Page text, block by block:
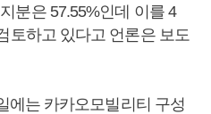
분은 57.55%인데 이를 4
토하고 있다고 언론은 보도
에는 카카오모빌리티 구성